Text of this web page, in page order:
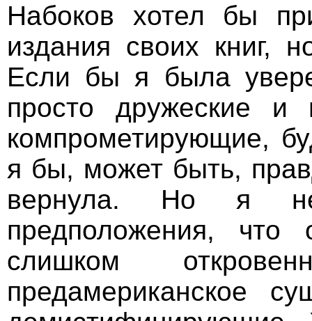
Набоков хотел бы
издания своих книг,
Если бы я была
просто дружеские
компрометирующие,
я бы, может быть,
вернула. Но я
предположения, что
слишком
предамериканское